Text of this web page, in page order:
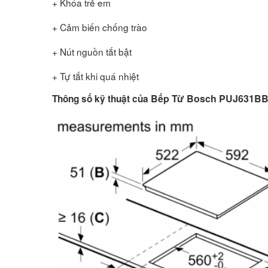
+ Cảm biến chống trào
+ Nút nguồn tắt bật
+ Tự tắt khi quá nhiệt
Thông số kỹ thuật của Bếp Từ Bosch